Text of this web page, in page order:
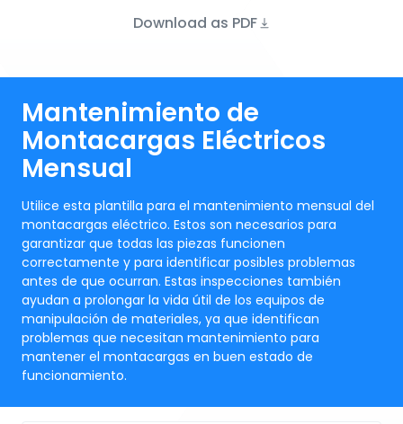
Download as PDF
Mantenimiento de
Montacargas Eléctricos
Mensual
Utilice esta plantilla para el mantenimiento mensual del
montacargas eléctrico. Estos son necesarios para
garantizar que todas las piezas funcionen
correctamente y para identificar posibles problemas
antes de que ocurran. Estas inspecciones también
ayudan a prolongar la vida útil de los equipos de
manipulación de materiales, ya que identifican
problemas que necesitan mantenimiento para
mantener el montacargas en buen estado de
funcionamiento.